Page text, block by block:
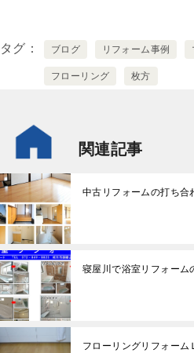
タグ ブログ リフォーム事例
フローリング 枚方
関連記事
中古リフォームの打ち合
寝屋川で浴室リフォーム
フローリングリフォーム